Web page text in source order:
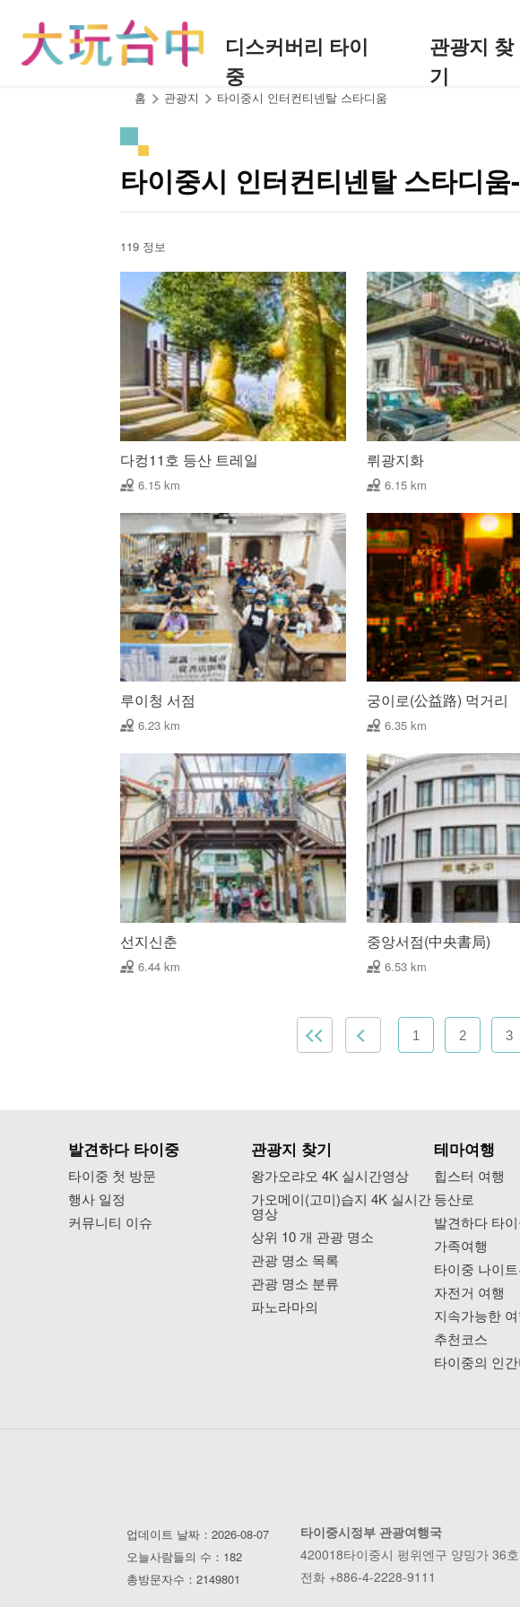
디스커버리 타이
중
관광지 찾
기
홈 관광지 타이중시 인터컨티넨탈 스타디움
타이중시 인터컨티넨탈 스타디
119 정보
다컹11호 등산 트레일
6.15 km
뤼광지화
6.15 km
루이청 서점
6.23 km
궁이로(公益路) 먹거리
6.35 km
선지신춘
6.44 km
중앙서점(中央書局)
6.53 km
1 2 3
발견하다 타이중
타이중 첫 방문
행사 일정
커뮤니티 이슈
관광지 찾기
왕가오랴오 4K 실시간영상
가오메이(고미)습지 4K 실시간
영상
상위 10 개 관광 명소
관광 명소 목록
관광 명소 분류
파노라마의
테마여행
힙스터 여행
등산로
발견하다 타
가족여행
타이중 나이
자전거 여행
지속가능한 여
추천코스
타이중의 인간
업데이트 날짜：2026-08-07
오늘사람들의 수：182
총방문자수：2149801
타이중시정부 관광여행국
420018타이중시 펑위엔구 양밍가 36
전화 +886-4-2228-9111